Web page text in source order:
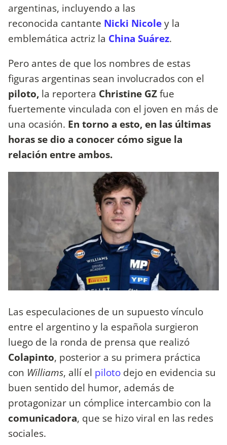
argentinas, incluyendo a las
reconocida cantante Nicki Nicoley la
emblemática actriz la China Suárez.
Pero antes de que los nombres de estas
figuras argentinas sean involucrados con el
piloto, la reportera Christine GZfue
fuertemente vinculada con el joven en más de
una ocasión. En torno a esto, en las últimas
horas se dio a conocer cómo sigue la
relación entre ambos.
Las especulaciones de un supuesto vínculo
entre el argentino y la española surgieron
luego de la ronda de prensa que realizó
Colapinto, posterior a su primera práctica
con Williams, allí el piloto dejo en evidencia su
buen sentido del humor, además de
protagonizar un cómplice intercambio con la
comunicadora, que se hizo viral en las redes
sociales.